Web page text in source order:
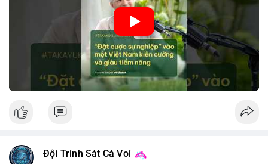
• Tâm lý ngắn hạn: Tiêu cực do dữ liệu việc làm Mỹ kém khả
quan và sự bất định về pháp lý tại Mỹ.
• Hành động: Cẩn trọng với các lệnh đòn bẩy cao; theo dõi sát
biến động kinh tế vĩ mô Mỹ.
📊 Nguồn: Radar Tâm Lý Thị Trường
Nguồn: VIETSUCCESS
Đội Trinh Sát Cá Voi